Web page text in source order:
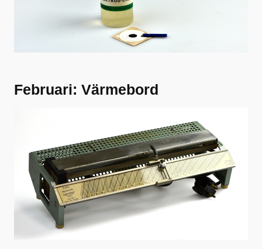
Februari: Värmebord